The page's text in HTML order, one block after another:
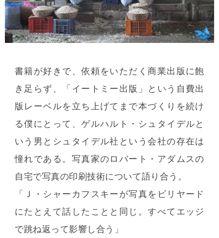
書籍が好きで、依頼をいただく商業出版に飽
き足らず、「イートミー出版」という自費出
版レーベルを立ち上げてまで本づくりを続け
る僕にとって、ゲルハルト・シュタイデルと
いう男とシュタイデル社という会社の存在は
憧れである。写真家のロバート・アダムスの
自宅で写真の印刷技術について語り合う。
「Ｊ・シャーカフスキーが写真をビリヤード
にたとえて話したことと同じ。すべてエッジ
で跳ね返って影響し合う」